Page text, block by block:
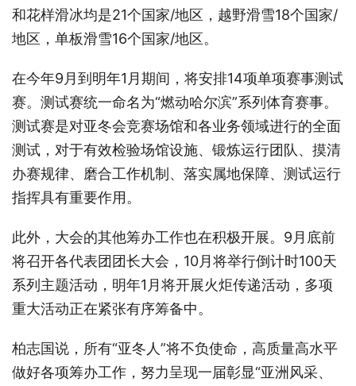
和花样滑冰均是21个国家/地区，越野滑雪18个国家/
地区，单板滑雪16个国家/地区。
在今年9月到明年1月期间，将安排14项单项赛事测试
赛。测试赛统一命名为“燃动哈尔滨”系列体育赛事。
测试赛是对亚冬会竞赛场馆和各业务领域进行的全面
测试，对于有效检验场馆设施、锻炼运行团队、摸清
办赛规律、磨合工作机制、落实属地保障、测试运行
指挥具有重要作用。
此外，大会的其他筹办工作也在积极开展。9月底前
将召开各代表团团长大会，10月将举行倒计时100天
系列主题活动，明年1月将开展火炬传递活动，多项
重大活动正在紧张有序筹备中。
柏志国说，所有“亚冬人”将不负使命，高质量高水平
做好各项筹办工作，努力呈现一届彰显“亚洲风采、